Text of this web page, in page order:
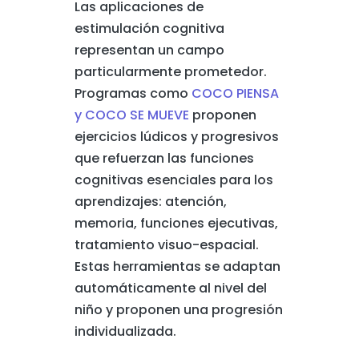
Las aplicaciones de
estimulación cognitiva
representan un campo
particularmente prometedor.
Programas como COCO PIENSA
y COCO SE MUEVE proponen
ejercicios lúdicos y progresivos
que refuerzan las funciones
cognitivas esenciales para los
aprendizajes: atención,
memoria, funciones ejecutivas,
tratamiento visuo-espacial.
Estas herramientas se adaptan
automáticamente al nivel del
niño y proponen una progresión
individualizada.